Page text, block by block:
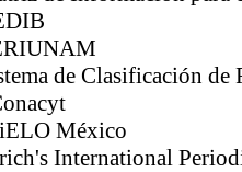
de Clasificación
México
International